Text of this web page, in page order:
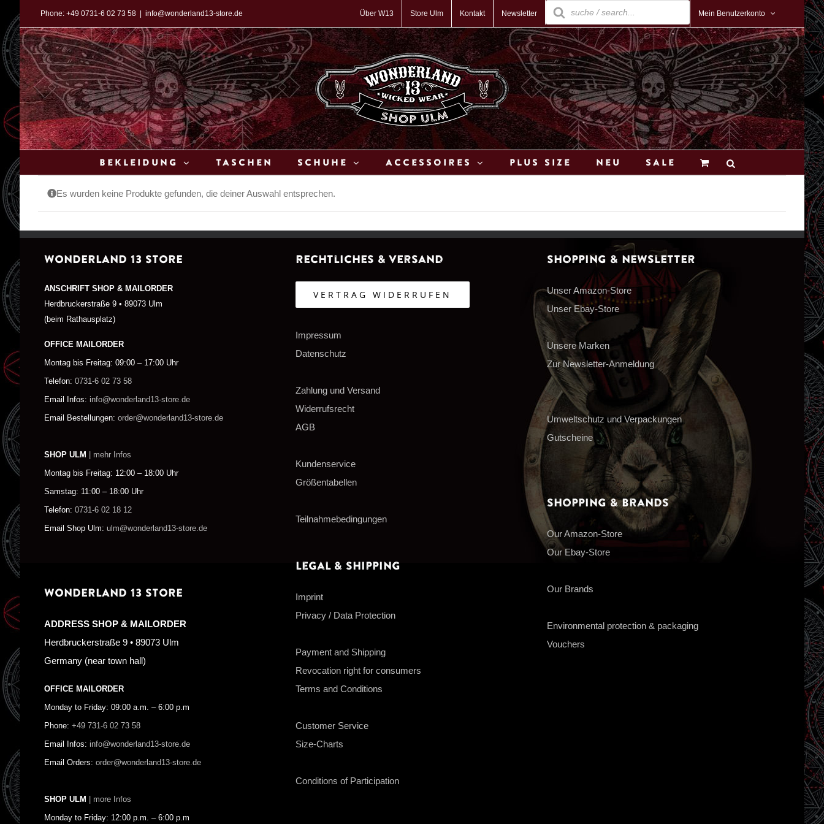
Inhalt
springen
Phone: +49 0731-6 02 73 58 info@wonderland13-store.de Über W13 Store Ulm Kontakt Newsletter
Products
search
Mein Benutzerkonto
Bekleidung Taschen Schuhe Accessoires Plus Size Neu Sale
Es wurden keine Produkte gefunden, die deiner Auswahl entsprechen.
WONDERLAND 13 STORE
ANSCHRIFT SHOP & MAILORDER
Herdbruckerstraße 9 • 89073 Ulm
(beim Rathausplatz)
OFFICE MAILORDER
Montag bis Freitag: 09:00 – 17:00 Uhr
Telefon: 0731-6 02 73 58
Email Infos: info@wonderland13-store.de
Email Bestellungen: order@wonderland13-store.de
SHOP ULM | mehr Infos
Montag bis Freitag: 12:00 – 18:00 Uhr
Samstag: 11:00 – 18:00 Uhr
Telefon: 0731-6 02 18 12
Email Shop Ulm: ulm@wonderland13-store.de
WONDERLAND 13 STORE
ADDRESS SHOP & MAILORDER
Herdbruckerstraße 9 • 89073 Ulm
Germany (near town hall)
OFFICE MAILORDER
Monday to Friday: 09:00 a.m. – 6:00 p.m
Phone: +49 731-6 02 73 58
Email Infos: info@wonderland13-store.de
Email Orders: order@wonderland13-store.de
SHOP ULM | more Infos
Monday to Friday: 12:00 p.m. – 6:00 p.m
Rechtliches & Versand
VERTRAG WIDERRUFEN
Impressum
Datenschutz
Zahlung und Versand
Widerrufsrecht
AGB
Kundenservice
Größentabellen
Teilnahmebedingungen
Legal & Shipping
Imprint
Privacy / Data Protection
Payment and Shipping
Revocation right for consumers
Terms and Conditions
Customer Service
Size-Charts
Conditions of Participation
Shopping & Newsletter
Unser Amazon-Store
Unser Ebay-Store
Unsere Marken
Zur Newsletter-Anmeldung
Umweltschutz und Verpackungen
Gutscheine
Shopping & Brands
Our Amazon-Store
Our Ebay-Store
Our Brands
Environmental protection & packaging
Vouchers